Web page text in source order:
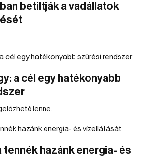
betiltják a vadállatok
a cél egy hatékonyabb
lenne.
tennék hazánk energia- és